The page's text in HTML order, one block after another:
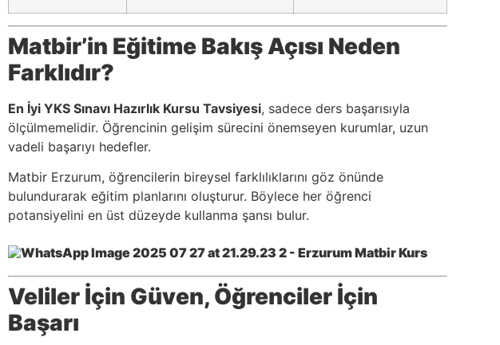
Matbir’in Eğitime Bakış Açısı Neden
Farklıdır?
En İyi YKS Sınavı Hazırlık Kursu Tavsiyesi, sadece ders başarısıyla
ölçülmemelidir. Öğrencinin gelişim sürecini önemseyen kurumlar, uzun
vadeli başarıyı hedefler.
Matbir Erzurum, öğrencilerin bireysel farklılıklarını göz önünde
bulundurarak eğitim planlarını oluşturur. Böylece her öğrenci
potansiyelini en üst düzeyde kullanma şansı bulur.
Veliler İçin Güven, Öğrenciler İçin
Başarı